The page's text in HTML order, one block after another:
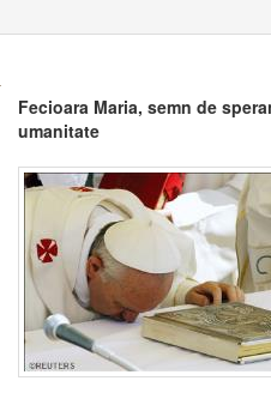
Fecioara Maria, semn de
umanitate